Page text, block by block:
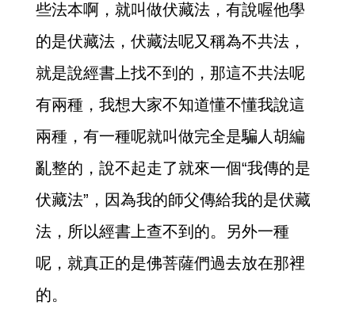
些法本啊，就叫做伏藏法，有說喔他學
的是伏藏法，伏藏法呢又稱為不共法，
就是說經書上找不到的，那這不共法呢
有兩種，我想大家不知道懂不懂我說這
兩種，有一種呢就叫做完全是騙人胡編
亂整的，說不起走了就來一個“我傳的是
伏藏法”，因為我的師父傳給我的是伏藏
法，所以經書上查不到的。另外一種
呢，就真正的是佛菩薩們過去放在那裡
的。